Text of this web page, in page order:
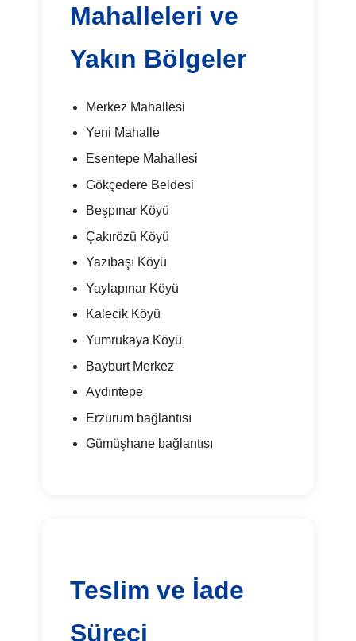
Mahalleleri ve
Yakın Bölgeler
Merkez Mahallesi
Yeni Mahalle
Esentepe Mahallesi
Gökçedere Beldesi
Beşpınar Köyü
Çakırözü Köyü
Yazıbaşı Köyü
Yaylapınar Köyü
Kalecik Köyü
Yumrukaya Köyü
Bayburt Merkez
Aydıntepe
Erzurum bağlantısı
Gümüşhane bağlantısı
Teslim ve İade
Süreci